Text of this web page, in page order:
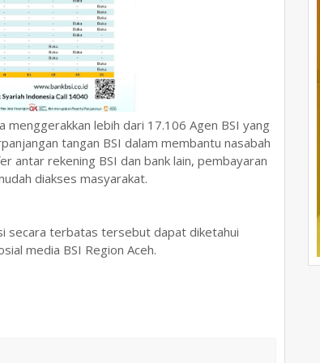
menggerakkan lebih dari 17.106 Agen BSI yang
tangan BSI dalam membantu nasabah
antar rekening BSI dan bank lain, pembayaran
diakses masyarakat.
secara terbatas tersebut dapat diketahui
media BSI Region Aceh.